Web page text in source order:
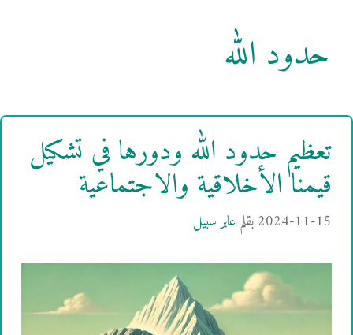
حدود الله
تعظيم حدود الله ودورها في تشكيل
قيمنا الأخلاقية والاجتماعية
2024-11-15بقلم عابر سبيل